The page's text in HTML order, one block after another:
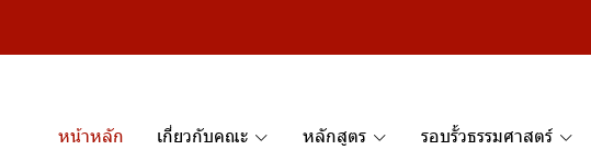
หน้าหลัก เกี่ยวกับคณะ หลักสูตร รอบรั้วธรรมศาสตร์